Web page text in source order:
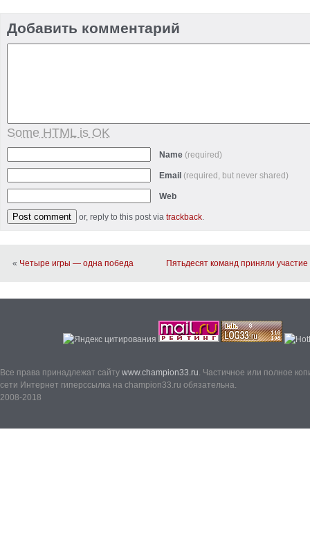
Добавить комментарий
Some HTML is OK
Name (required)
Email (required, but never shared)
Web
or, reply to this post via trackback.
« Четыре игры — одна победа Пятьдесят команд приняли
Все права принадлежат сайту www.champion33.ru. Частичное или полное
сети Интернет гиперссылка на champion33.ru обязательна.
2008-2018